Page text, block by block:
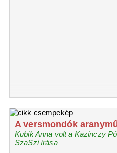
A versmondók
Kubik Anna volt a Kazinczy
SzaSzi írása